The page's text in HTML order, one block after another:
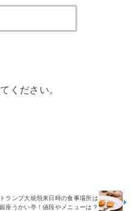
ください。
トランプ大統領来日時の食事場所は
銀座うかい亭！値段やメニューは？